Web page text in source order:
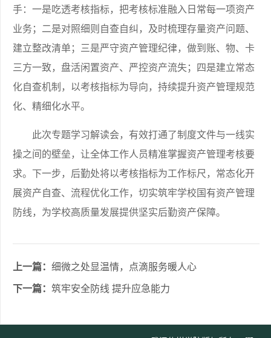
手：一是吃透考核指标，把考核标准融入日常每一项资产
业务；二是对照细则自查自纠，及时梳理存量资产问题、
建立整改清单；三是严守资产管理纪律，做到账、物、卡
三方一致，盘活闲置资产、严控资产流失；四是建立常态
化自查机制，以考核指标为导向，持续提升资产管理规范
化、精细化水平。
此次专题学习解读会，有效打通了制度文件与一线实
操之间的壁垒，让全体工作人员精准掌握资产管理考核要
求。下一步，后勤处将以考核指标为工作标尺，常态化开
展资产自查、流程优化工作，切实筑牢学校国有资产管理
防线，为学校高质量发展提供坚实后勤资产保障。
上一篇： 细微之处显温情，点滴服务暖人心
下一篇： 筑牢安全防线 提升应急能力